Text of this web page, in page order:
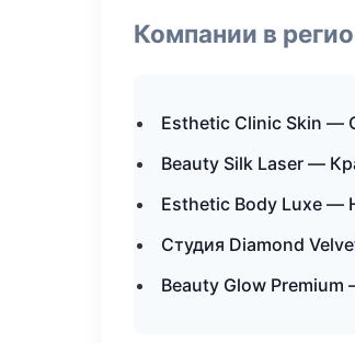
Компании в
Esthetic Clinic Skin —
Beauty Silk Laser —
Esthetic Body Luxe —
Студия Diamond
Beauty Glow